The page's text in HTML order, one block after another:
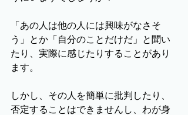
「あの人は他の人には興味がなさそ
う」とか「自分のことだけだ」と聞い
たり、実際に感じたりすることがあり
ます。
しかし、その人を簡単に批判したり、
否定することはできませんし、わが身